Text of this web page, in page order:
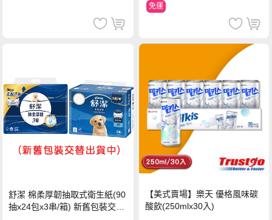
免運
舒潔 棉柔厚韌抽取式衛生紙(90
抽x24包x3串/箱) 新舊包裝交替
【美式賣場】樂天 優格風味碳
酸飲(250mlx30入)